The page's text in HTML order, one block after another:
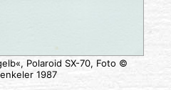
Polaroid SX-70, Foto ©
1987